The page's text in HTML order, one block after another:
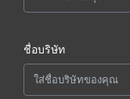
ชื่อบริษัท